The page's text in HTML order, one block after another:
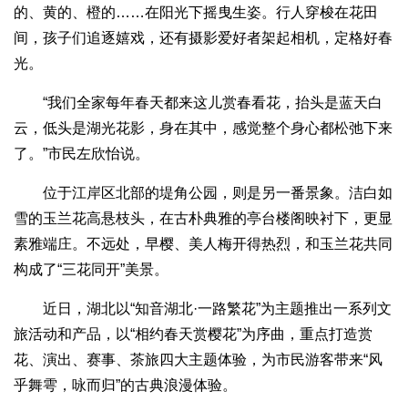
的、黄的、橙的……在阳光下摇曳生姿。行人穿梭在花田
间，孩子们追逐嬉戏，还有摄影爱好者架起相机，定格好春
光。
“我们全家每年春天都来这儿赏春看花，抬头是蓝天白
云，低头是湖光花影，身在其中，感觉整个身心都松弛下来
了。”市民左欣怡说。
位于江岸区北部的堤角公园，则是另一番景象。洁白如
雪的玉兰花高悬枝头，在古朴典雅的亭台楼阁映衬下，更显
素雅端庄。不远处，早樱、美人梅开得热烈，和玉兰花共同
构成了“三花同开”美景。
近日，湖北以“知音湖北·一路繁花”为主题推出一系列文
旅活动和产品，以“相约春天赏樱花”为序曲，重点打造赏
花、演出、赛事、茶旅四大主题体验，为市民游客带来“风
乎舞雩，咏而归”的古典浪漫体验。